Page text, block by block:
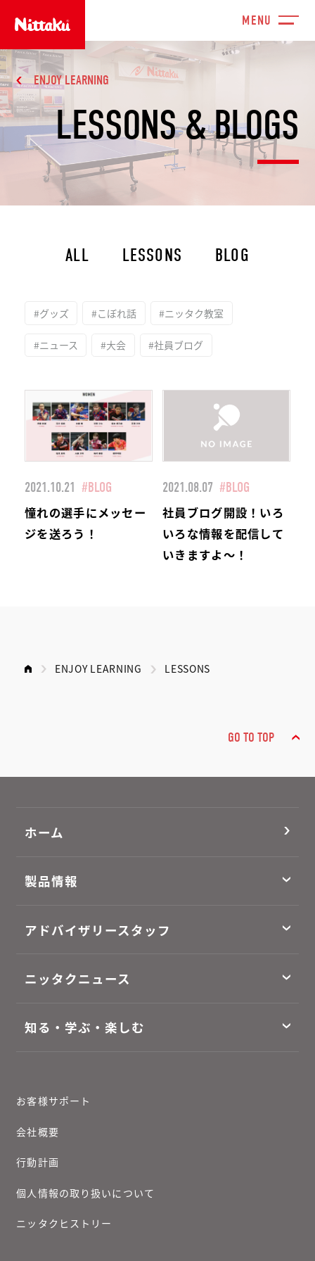
LESSONS & BLOGS
ENJOY LEARNING
ALL LESSONS BLOG
#グッズ #こぼれ話 #ニッタク教室
#ニュース #大会 #社員ブログ
2021.10.21 #BLOG
憧れの選手にメッセー
ジを送ろう！
2021.08.07 #BLOG
社員ブログ開設！いろ
いろな情報を配信して
いきますよ～！
ENJOY LEARNING LESSONS
GO TO TOP
ホーム
製品情報
アドバイザリースタッフ
ニッタクニュース
知る・学ぶ・楽しむ
お客様サポート
会社概要
行動計画
個人情報の取り扱いについて
ニッタクヒストリー